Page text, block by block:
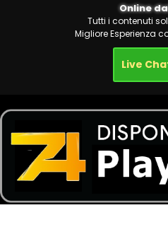
Online
Tutti i contenuti
Migliore Esperienza
Live